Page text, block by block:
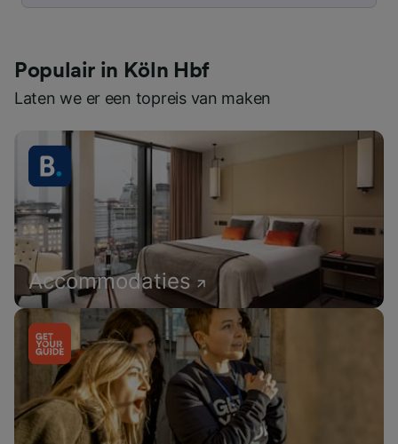
Populair in Köln Hbf
Laten we er een topreis van maken
Accommodaties